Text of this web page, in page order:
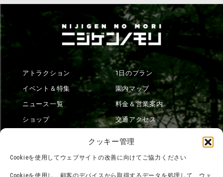
クッキー管理
Cookieを使用してウェブサイトの改善に向けてご協力ください
Cookieを使用し、顧客のデバイスから取得するデータを処理して、ウェ
アトラクション
イベント＆特集
ニュース一覧
ショップ
1日のプラン
園内マップ
料金＆営業案内
交通アクセス